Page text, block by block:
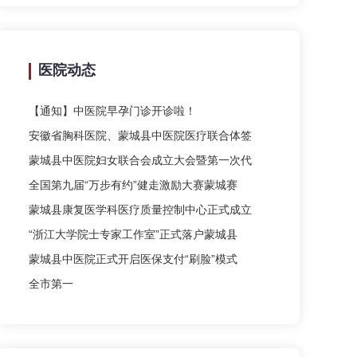
医院动态
【通知】中医院早孕门诊开诊啦！
安徽省胸科医院、蒙城县中医院医疗联合体签
蒙城县中医院妇女联合会成立大会暨第一次代
全国第九届“万步有约”健走激励大赛蒙城赛
蒙城县康复医学科医疗质量控制中心正式成立
“浙江大学院士专家工作室”正式落户蒙城县
蒙城县中医院正式开启医保支付“刷脸”模式
全市第一